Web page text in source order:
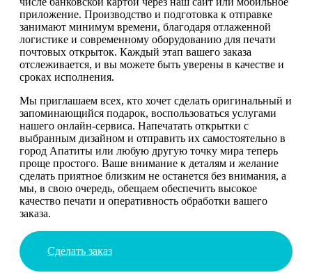
приложение. Производство и подготовка к отправке
занимают минимум времени, благодаря отлаженной
логистике и современному оборудованию для печати
почтовых открыток. Каждый этап вашего заказа
отслеживается, и вы можете быть уверены в качестве и
сроках исполнения.
Мы приглашаем всех, кто хочет сделать оригинальный и
запоминающийся подарок, воспользоваться услугами
нашего онлайн-сервиса. Напечатать открытки с
выбранным дизайном и отправить их самостоятельно в
город Апатиты или любую другую точку мира теперь
проще простого. Ваше внимание к деталям и желание
сделать приятное близким не останется без внимания, а
мы, в свою очередь, обещаем обеспечить высокое
качество печати и оперативность обработки вашего
заказа.
Сделать заказ